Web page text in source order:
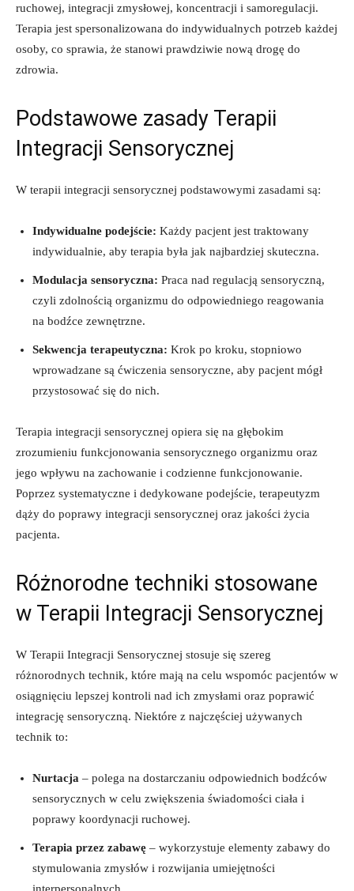
ruchowej, integracji​ zmysłowej, koncentracji i⁣ samoregulacji.
Terapia jest spersonalizowana do indywidualnych potrzeb każdej⁤
osoby, co sprawia, że stanowi prawdziwie nową drogę ‍do
zdrowia.
Podstawowe zasady Terapii
Integracji Sensorycznej
W terapii integracji sensorycznej podstawowymi zasadami ‍są:
Indywidualne podejście: Każdy‌ pacjent jest traktowany
⁢indywidualnie,​ aby terapia była jak najbardziej​ skuteczna.
Modulacja sensoryczna: Praca nad regulacją sensoryczną,
⁢czyli zdolnością organizmu ⁢do odpowiedniego reagowania⁢
na bodźce zewnętrzne.
Sekwencja‌ terapeutyczna: Krok po kroku, stopniowo
wprowadzane są ćwiczenia sensoryczne, aby pacjent mógł
przystosować się do‌ nich.
Terapia integracji sensorycznej opiera się na głębokim
zrozumieniu funkcjonowania sensorycznego organizmu oraz
jego wpływu na zachowanie i codzienne funkcjonowanie.
Poprzez systematyczne i dedykowane podejście, terapeutyzm
dąży do poprawy‌ integracji sensorycznej oraz jakości życia
pacjenta.
Różnorodne techniki stosowane
w Terapii Integracji Sensorycznej
W ‌Terapii Integracji Sensorycznej stosuje ⁣się szereg
różnorodnych technik, które mają na celu wspomóc ⁢pacjentów w
osiągnięciu ​lepszej kontroli nad ⁢ich‌ zmysłami oraz poprawić
integrację sensoryczną. Niektóre z najczęściej używanych
technik to:
Nurtacja – polega na dostarczaniu ‌odpowiednich bodźców⁣
sensorycznych ​w celu zwiększenia ‍świadomości ciała i
poprawy koordynacji ruchowej.
Terapia przez zabawę – wykorzystuje elementy zabawy do
stymulowania⁤ zmysłów i⁤ rozwijania umiejętności